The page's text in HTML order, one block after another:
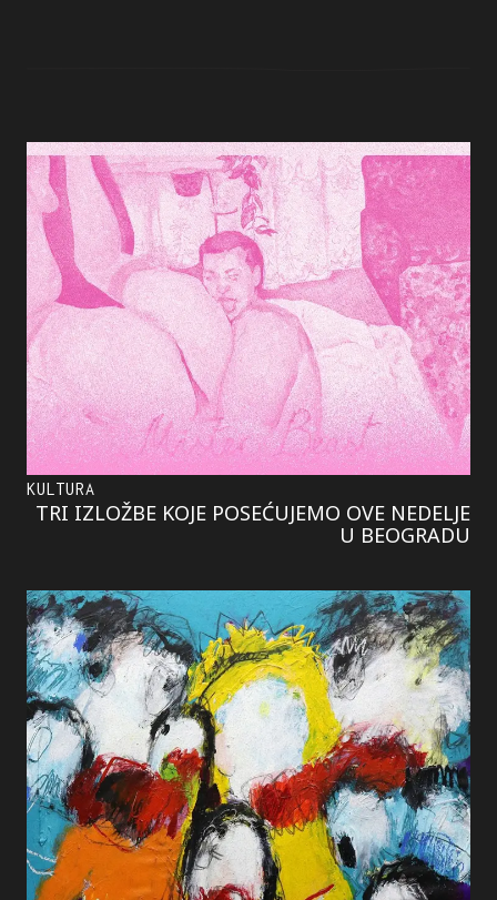
KULTURA
TRI IZLOŽBE KOJE POSEĆUJEMO OVE NEDELJE
U BEOGRADU